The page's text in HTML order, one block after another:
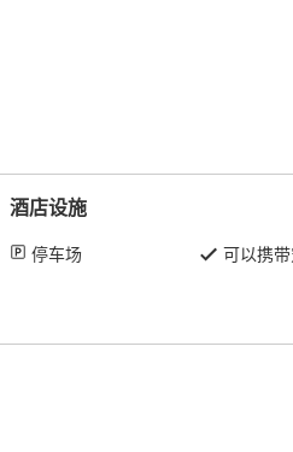
酒店设施
停车场 可以携